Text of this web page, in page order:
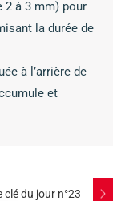
2 à 3 mm) pour
la durée de
à l’arrière de
et
clé du jour n°23